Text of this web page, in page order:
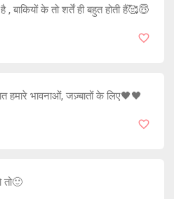
, बाकियों के तो शर्तें ही बहुत होती हैं🥰😇
हमारे भावनाओं, जज़्बातों के लिए🖤🖤
तो🙂